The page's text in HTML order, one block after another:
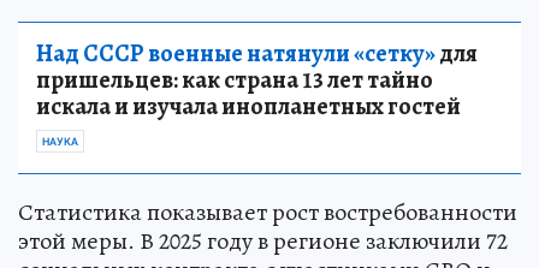
Над СССР военные натянули «сетку»для
пришельцев: как страна 13 лет тайно
искала и изучала инопланетных гостей
НАУКА
Статистика показывает рост востребованности
этой меры. В 2025 году в регионе заключили 72